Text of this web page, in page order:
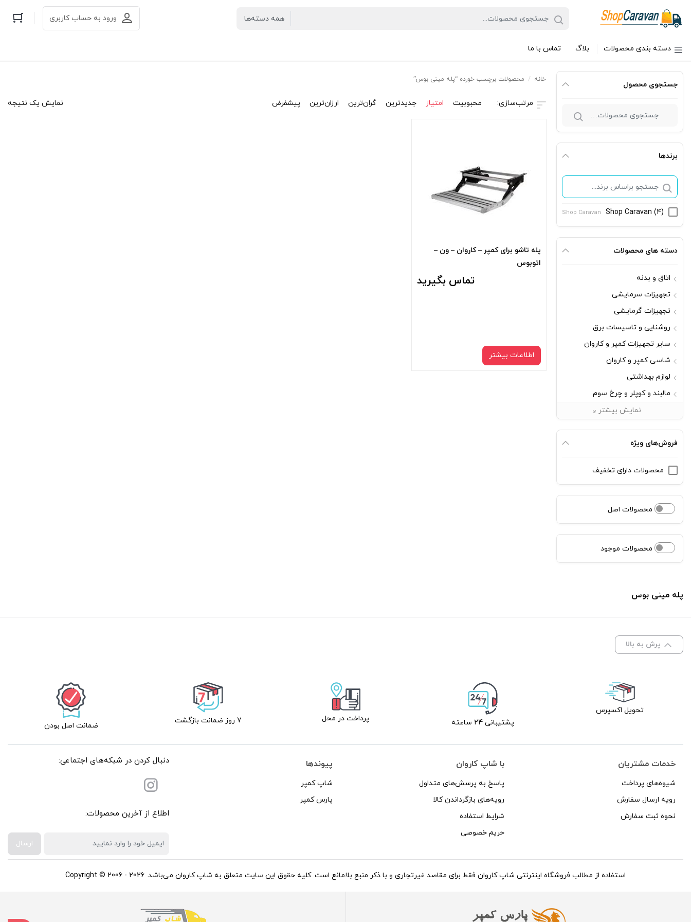
ورود به حساب کاربری
دسته بندی محصولات بلاگ تماس با ما
جستجوی محصول
برندها
Shop Caravan (4)
Shop Caravan
دسته های محصولات
اتاق و بدنه
تجهیزات سرمایشی
تجهیزات گرمایشی
روشنایی و تاسیسات برق
سایر تجهیزات کمپر و کاروان
شاسی کمپر و کاروان
لوازم بهداشتی
مالبند و کوپلر و چرخ سوم
نمایش بیشتر
فروش‌های ویژه
محصولات دارای تخفیف
محصولات اصل
محصولات موجود
خانه / محصولات برچسب خورده “پله مینی بوس”
نمایش یک نتیجه محبوبیت امتیاز جدیدترین گران‌ترین ارزان‌ترین پیشفرض
پله تاشو برای کمپر – کاروان – ون –
اتوبوس
تماس بگیرید
اطلاعات بیشتر
پله مینی بوس
پرش به بالا
تحویل اکسپرس
پشتیبانی 24 ساعته
پرداخت در محل 7 روز ضمانت بازگشت ضمانت اصل بودن
خدمات مشتریان
شیوه‌های پرداخت
رویه ارسال سفارش
نحوه ثبت سفارش
با شاپ کاروان
پاسخ به پرسش‌های متداول
رویه‌های بازگرداندن کالا
شرایط استفاده
حریم خصوصی
پیوندها
شاپ کمپر
پارس کمپر
دنبال کردن در شبکه‌های اجتماعی:
اطلاع از آخرین محصولات:
ارسال
استفاده از مطالب فروشگاه اینترنتی شاپ کاروان فقط برای مقاصد غیرتجاری و با ذکر منبع بلامانع است. کلیه حقوق این سایت متعلق به شاپ کاروان می‌باشد. Copyright © 2006 - 2026